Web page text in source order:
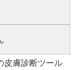
皮膚診断ツール